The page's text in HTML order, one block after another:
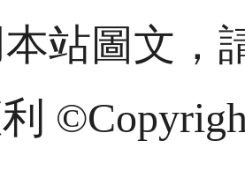
站圖文，